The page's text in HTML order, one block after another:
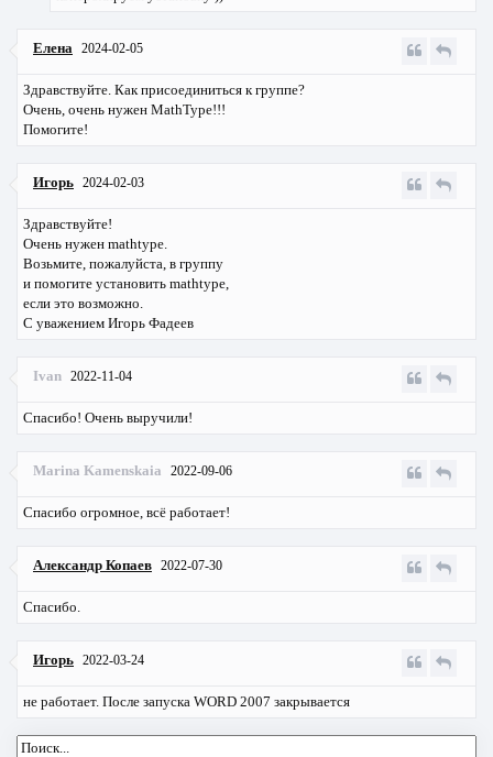
Елена 2024-02-05
Здравствуйте. Как присоединиться к группе?
Очень, очень нужен MathType!!!
Помогите!
Игорь 2024-02-03
Здравствуйте!
Очень нужен mathtype.
Возьмите, пожалуйста, в группу
и помогите установить mathtype,
если это возможно.
С уважением Игорь Фадеев
Ivan 2022-11-04
Спасибо! Очень выручили!
Marina Kamenskaia 2022-09-06
Спасибо огромное, всё работает!
Александр Копаев 2022-07-30
Спасибо.
Игорь 2022-03-24
не работает. После запуска WORD 2007 закрывается